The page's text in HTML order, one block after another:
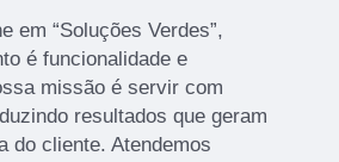
em “Soluções Verdes”,
é funcionalidade e
missão é servir com
resultados que geram
do cliente. Atendemos